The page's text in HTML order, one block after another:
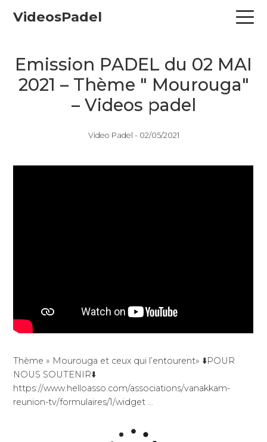
VideosPadel
Emission PADEL du 02 MAI
2021 – Thème " Mourouga"
– Videos padel
Video Padel - 02/05/2021
Thème » Mourouga et ceux qui l’entourent» ⬇️POUR
NOUS SOUTENIR⬇️
https://www.helloasso.com/associations/vanakkam-
reunion-tv/formulaires/1/widget …